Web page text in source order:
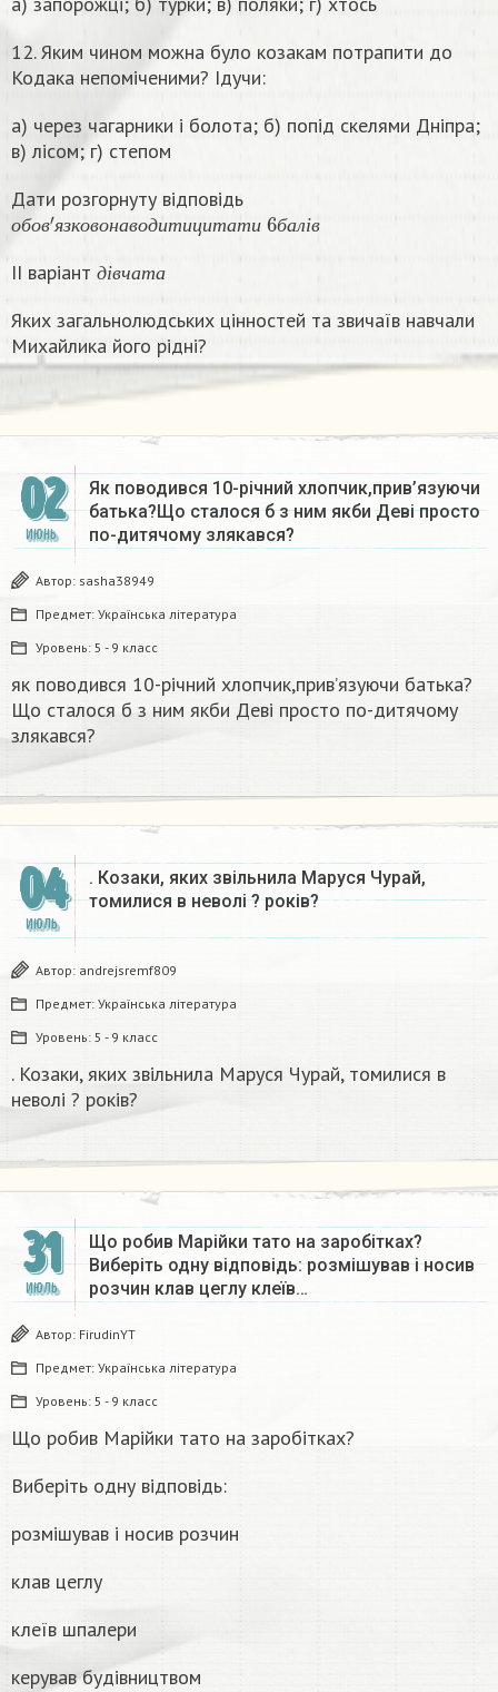
12. Яким чином можна було козакам потрапити до
Кодака непоміченими? Ідучи:
а) через чагарники і болота; б) попід скелями Дніпра;
в) лісом; г) степом
Дати розгорнуту відповідь
о б о в яз ко в о н а в о д и т и ц и т а т и
обов язковона во дитицита и
б ал і в
6 б лі
ІІ варіант д і в ч а т а
ді а
Яких загальнолюдських цінностей та звичаїв навчали
Михайлика його рідні?
02
ИЮНЬ
Як поводився 10-річний хлопчик,прив’язуючи
батька?Що сталося б з ним якби Деві просто
по-дитячому злякався?​
Автор: sasha38949
Предмет: Українська література
Уровень: 5 - 9 класс
як поводився 10-річний хлопчик,прив’язуючи батька?
Що сталося б з ним якби Деві просто по-дитячому
злякався?​
04
ИЮЛЬ
. Козаки, яких звільнила Маруся Чурай,
томилися в неволі ? років?​
Автор: andrejsremf809
Предмет: Українська література
Уровень: 5 - 9 класс
. Козаки, яких звільнила Маруся Чурай, томилися в
неволі ? років?​
31
ИЮЛЬ
Що робив Марійки тато на заробітках?
Виберіть одну відповідь: розмішував і носив
розчин клав цеглу клеїв…
Автор: FirudinYT
Предмет: Українська література
Уровень: 5 - 9 класс
Що робив Марійки тато на заробітках?
Виберіть одну відповідь:
розмішував і носив розчин
клав цеглу
клеїв шпалери
керував будівництвом